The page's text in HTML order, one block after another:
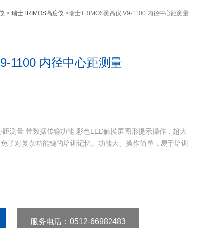
> 瑞士TRIMOS高度仪 >瑞士TRIMOS测高仪 V9-1100 内径中心距测量
1100 内径中心距测量
测量 带数据传输功能 彩色LED触摸屏图形提示操作，超大
了对复杂功能键的培训记忆。功能大、操作简单，易于培训
服务电话：0512-66982483